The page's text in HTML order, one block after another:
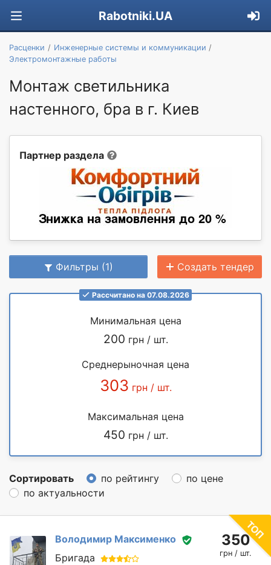
Rabotniki.UA
Расценки
Инженерные системы и коммуникации
Электромонтажные работы
Монтаж светильника
настенного, бра в г. Киев
Партнер раздела
Фильтры (1) Создать тендер
Рассчитано на 07.08.2026
Минимальная цена
200 грн / шт.
Среднерыночная цена
303 грн / шт.
Максимальная цена
450 грн / шт.
Сортировать по рейтингу
по цене
по актуальности
Володимир Максименко
Бригада
350
грн / шт.